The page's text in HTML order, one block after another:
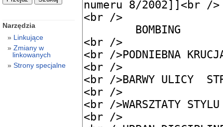
Narzędzia
Linkujące
Zmiany w
linkowanych
Strony specjalne